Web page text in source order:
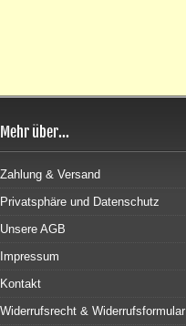
Mehr über...
Zahlung & Versand
Privatsphäre und Datenschutz
Unsere AGB
Impressum
Kontakt
Widerrufsrecht & Widerrufsformular